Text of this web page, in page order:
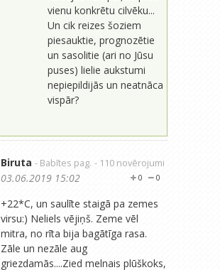
vienu konkrētu cilvēku...
Un cik reizes šoziem
piesauktie, prognozētie
un sasolitie (ari no Jūsu
puses) lielie aukstumi
nepiepildijās un neatnāca
vispār?
Biruta - Babītes pag. - 110 novērojumi
0
0
03.06.2019 15:02
+22*C, un saulīte staigā pa zemes
virsu:) Neliels vējiņš. Zeme vēl
mitra, no rīta bija bagātīga rasa.
Zāle un nezāle aug
griezdamās....Zied melnais plūškoks,